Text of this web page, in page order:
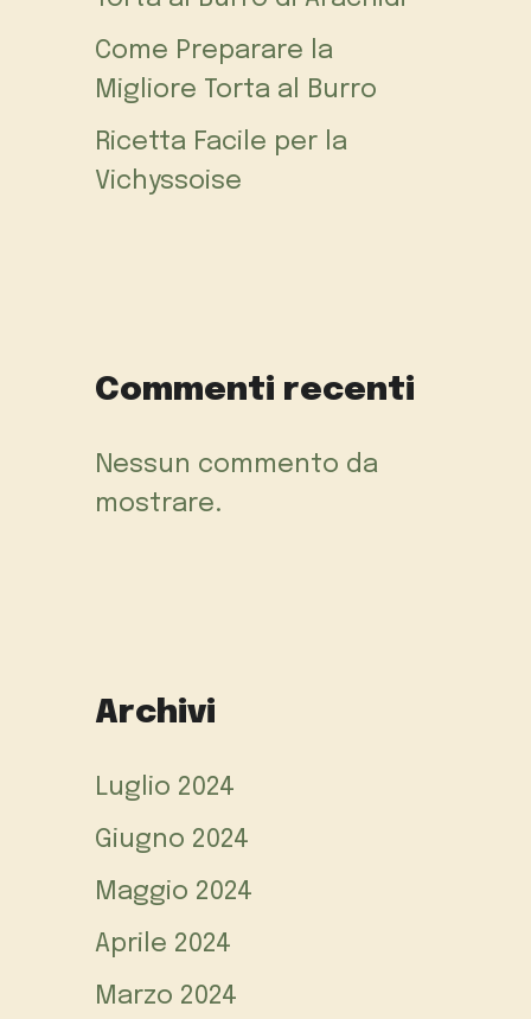
Come Preparare la
Migliore Torta al Burro
Ricetta Facile per la
Vichyssoise
Commenti recenti
Nessun commento da
mostrare.
Archivi
Luglio 2024
Giugno 2024
Maggio 2024
Aprile 2024
Marzo 2024